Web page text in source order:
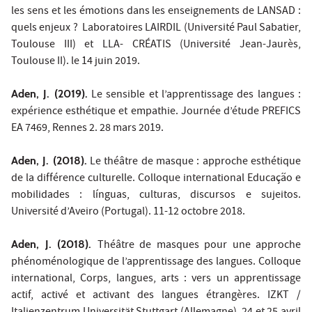
les sens et les émotions dans les enseignements de LANSAD :
quels enjeux ? Laboratoires LAIRDIL (Université Paul Sabatier,
Toulouse III) et LLA- CRÉATIS (Université Jean-Jaurès,
Toulouse II). le 14 juin 2019.
Aden, J. (2019). Le sensible et l’apprentissage des langues :
expérience esthétique et empathie. Journée d’étude PREFICS
EA 7469, Rennes 2. 28 mars 2019.
Aden, J. (2018). Le théâtre de masque : approche esthétique
de la différence culturelle. Colloque international Educação e
mobilidades : línguas, culturas, discursos e sujeitos.
Université d’Aveiro (Portugal). 11-12 octobre 2018.
Aden, J. (2018). Théâtre de masques pour une approche
phénoménologique de l’apprentissage des langues. Colloque
international, Corps, langues, arts : vers un apprentissage
actif, activé et activant des langues étrangères. IZKT /